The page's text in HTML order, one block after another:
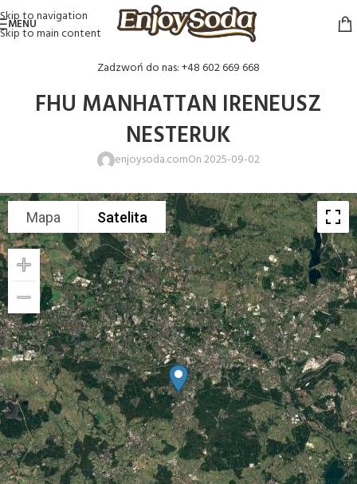
Skip to navigation
Skip to main content
MENU
Zadzwoń do nas: +48 602 669 668
FHU MANHATTAN IRENEUSZ
NESTERUK
enjoysoda.comOn 2025-09-02
Mapa Satelita